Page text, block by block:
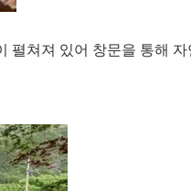
펼쳐져 있어 창문을 통해